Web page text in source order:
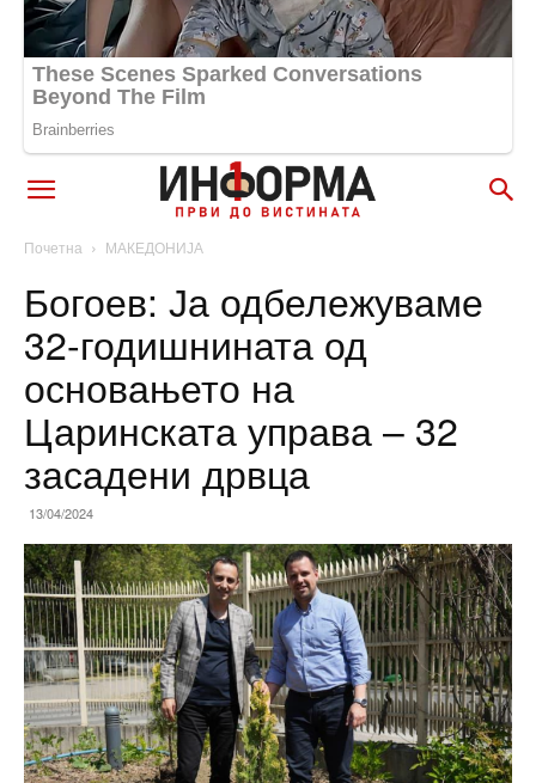
Почетна МАКЕДОНИЈА
Богоев: Ја одбележуваме
32-годишнината од
основањето на
Царинската управа – 32
засадени дрвца
13/04/2024